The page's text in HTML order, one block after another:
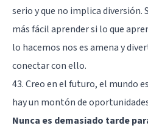
serio y que no implica
más fácil aprender si lo que
lo hacemos nos es amena y
conectar con ello.
43. Creo en el futuro, el mundo
hay un montón de
Nunca es demasiado tarde